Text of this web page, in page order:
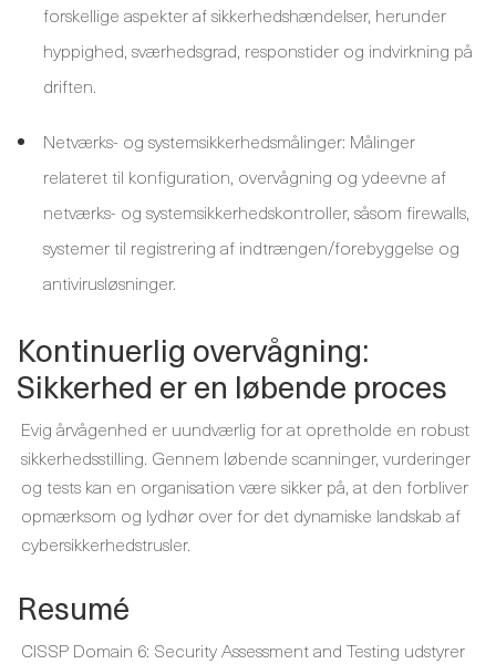
forskellige aspekter af sikkerhedshændelser, herunder
hyppighed, sværhedsgrad, responstider og indvirkning på
driften.
Netværks- og systemsikkerhedsmålinger: Målinger
relateret til konfiguration, overvågning og ydeevne af
netværks- og systemsikkerhedskontroller, såsom firewalls,
systemer til registrering af indtrængen/forebyggelse og
antivirusløsninger.
Kontinuerlig overvågning:
Sikkerhed er en løbende proces
Evig årvågenhed er uundværlig for at opretholde en robust
sikkerhedsstilling. Gennem løbende scanninger, vurderinger
og tests kan en organisation være sikker på, at den forbliver
opmærksom og lydhør over for det dynamiske landskab af
cybersikkerhedstrusler.
Resumé
CISSP Domain 6: Security Assessment and Testing udstyrer